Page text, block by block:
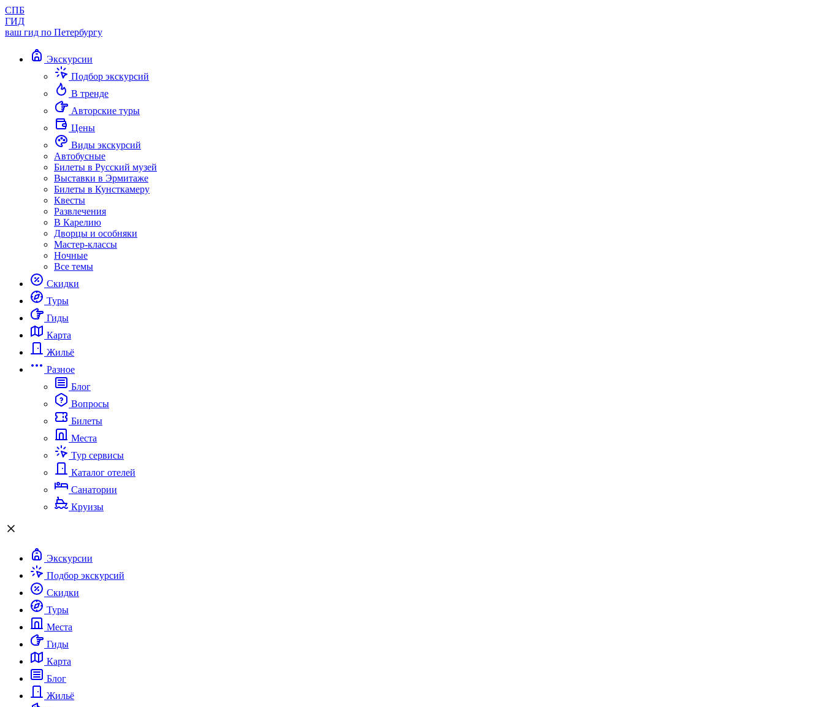
СПБ
ГИД
ваш гид по Петербургу
Экскурсии
Подбор экскурсий
В тренде
Авторские туры
Цены
Виды экскурсий
Автобусные
Билеты в Русский музей
Выставки в Эрмитаже
Билеты в Кунсткамеру
Квесты
Развлечения
В Карелию
Дворцы и особняки
Мастер-классы
Ночные
Все темы
Скидки
Туры
Гиды
Карта
Жильё
Разное
Блог
Вопросы
Билеты
Места
Тур сервисы
Каталог отелей
Санатории
Круизы
Экскурсии
Подбор экскурсий
Скидки
Туры
Места
Гиды
Карта
Блог
Жильё